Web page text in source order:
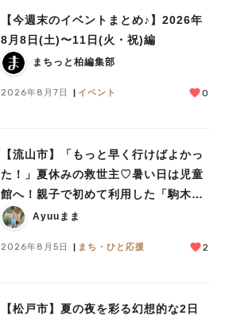
【今週末のイベントまとめ♪】2026年
8月8日(土)〜11日(火・祝)編
まちっと柏編集部
2026年8月7日 イベント 0
【流山市】「もっと早く行けばよかっ
た！」夏休みの救世主♡暑い日は児童
館へ！親子で初めて利用した「駒木台
児童館」レポート
Ayuuまま
2026年8月5日 まち・ひと応援 2
【松戸市】夏の夜を彩る幻想的な2日